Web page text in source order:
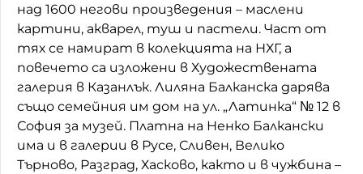
над 1600 негови произведения – маслени
картини, акварел, туш и пастели. Част от
тях се намират в колекцията на НХГ, а
повечето са изложени в Художествената
галерия в Казанлък. Лиляна Балканска дарява
също семейния им дом на ул. „Латинка“ № 12 в
София за музей. Платна на Ненко Балкански
има и в галерии в Русе, Сливен, Велико
Търново, Разград, Хасково, както и в чужбина –